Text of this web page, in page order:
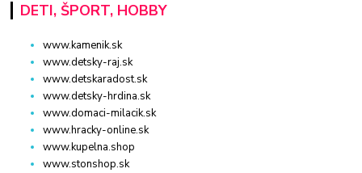
DETI, ŠPORT, HOBBY
www.kamenik.sk
www.detsky-raj.sk
www.detskaradost.sk
www.detsky-hrdina.sk
www.domaci-milacik.sk
www.hracky-online.sk
www.kupelna.shop
www.stonshop.sk